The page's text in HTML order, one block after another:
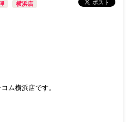
横浜店
ム横浜店です。